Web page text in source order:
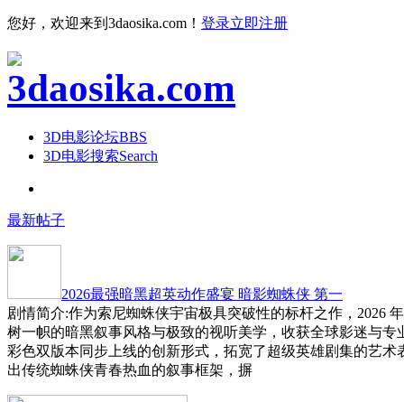
您好，欢迎来到3daosika.com！ 登录立即注册
3D电影论坛BBS
3D电影搜索Search
最新帖子
2026最强暗黑超英动作盛宴 暗影蜘蛛侠 第一
剧情简介:作为索尼蜘蛛侠宇宙极具突破性的标杆之作，2026
树一帜的暗黑叙事风格与极致的视听美学，收获全球影迷与
彩色双版本同步上线的创新形式，拓宽了超级英雄剧集的艺
出传统蜘蛛侠青春热血的叙事框架，摒